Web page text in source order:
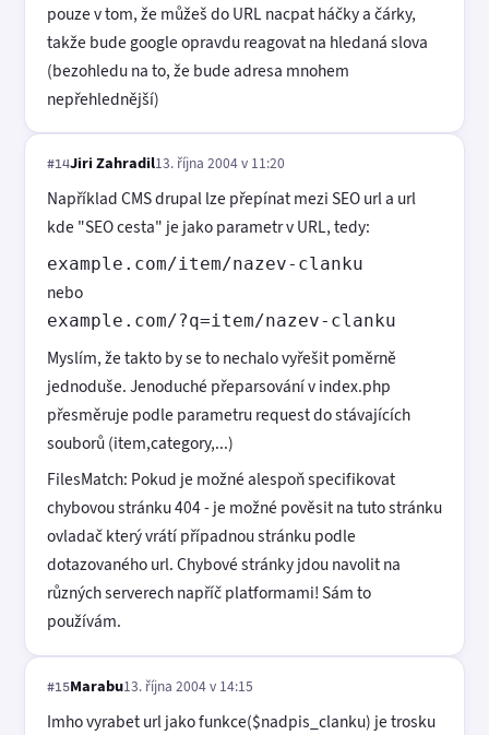
pouze v tom, že můžeš do URL nacpat háčky a čárky,
takže bude google opravdu reagovat na hledaná slova
(bezohledu na to, že bude adresa mnohem
nepřehlednější)
#14Jiri Zahradil13. října 2004 v 11:20
Například CMS drupal lze přepínat mezi SEO url a url
kde "SEO cesta" je jako parametr v URL, tedy:
example.com/item/nazev-clanku
nebo
example.com/?q=item/nazev-clanku
Myslím, že takto by se to nechalo vyřešit poměrně
jednoduše. Jenoduché přeparsování v index.php
přesměruje podle parametru request do stávajících
souborů (item,category,...)
FilesMatch: Pokud je možné alespoň specifikovat
chybovou stránku 404 - je možné pověsit na tuto stránku
ovladač který vrátí případnou stránku podle
dotazovaného url. Chybové stránky jdou navolit na
různých serverech napříč platformami! Sám to
používám.
#15Marabu13. října 2004 v 14:15
Imho vyrabet url jako funkce($nadpis_clanku) je trosku